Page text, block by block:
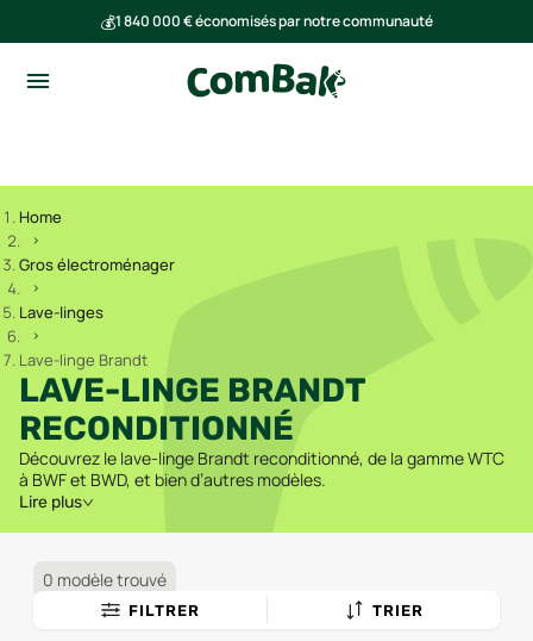
💰1 840 000 € économisés par notre communauté
Home
Gros électroménager
Lave-linges
Lave-linge Brandt
LAVE-LINGE BRANDT
RECONDITIONNÉ
Découvrez le lave-linge Brandt reconditionné, de la gamme WTC
à BWF et BWD, et bien d’autres modèles.
Lire plus
0 modèle trouvé
FILTRER TRIER